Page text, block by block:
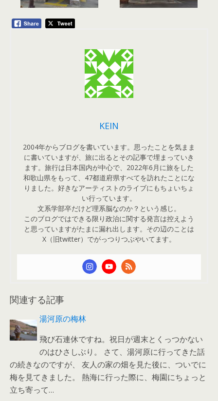
KEIN
2004年からブログを書いています。思ったことを気まま
に書いていますが、旅に出るとその記事で埋まっていき
ます。旅行は日本国内が中心で、2022年6月に旅をした
和歌山県をもって、47都道府県すべてを訪れたことにな
りました。好きなアーティストのライブにもちょいちょ
い行っています。
文系学部卒だけど理系脳なのか？という感じ。
このブログではできる限り政治に関する発言は控えよう
と思っていますがたまに漏れ出します。その辺のことは
X（旧twitter）でがっつりつぶやいてます。
関連する記事
湯河原の梅林
飛び石連休ですね。祝日が週末とくっつかない
のはひさしぶり。 さて、湯河原に行ってきた話
の続きなのですが、 友人の家の畑を見た後に、ついでに
梅を見てきました。 熱海に行った際に、梅園にちょっと
立ち寄って…